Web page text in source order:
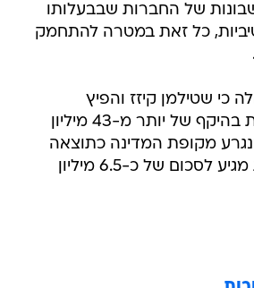
של החברות שבבעלותו
כל זאת במטרה להתחמק
כי שטילמן קיזז והפיץ
חשבוניות פיקטיביות בהיקף של יותר מ-43 מיליון
מקופת המדינה כתוצאה
מפעילותו הפלילית מגיע לסכום של כ-6.5 מיליון